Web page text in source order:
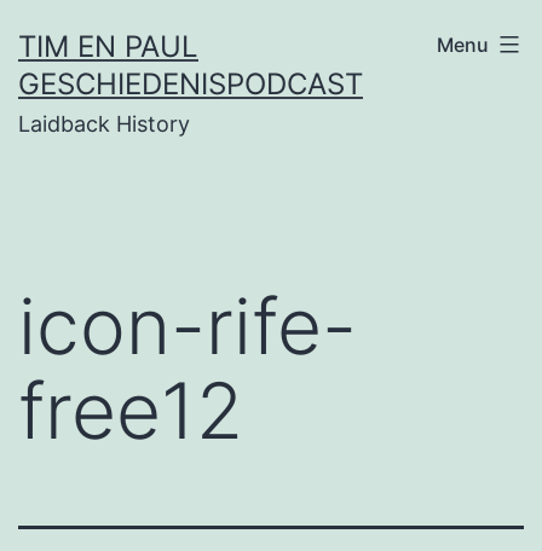
naar
de
inhoud
TIM EN PAUL
GESCHIEDENISPODCAST
Laidback History
Menu
icon-rife-
free12